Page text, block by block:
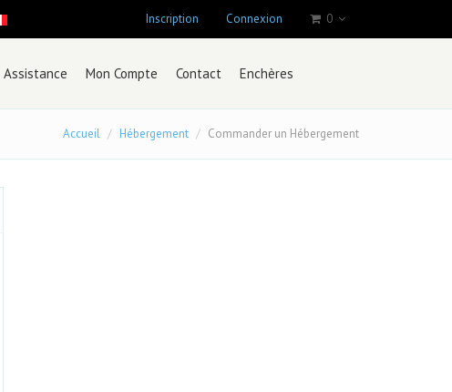
Inscription Connexion 0
Assistance Mon Compte Contact Enchères
Accueil Hébergement Commander un Hébergement